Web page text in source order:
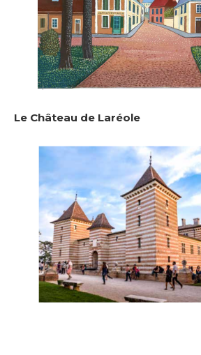
Adresse email*
Statut / Organisation
J'accepte lestermes et conditions
* Champ obligatoire
Adresse email*
Prénom
Le Château de Laréole